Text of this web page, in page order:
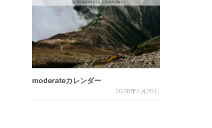
moderateカレンダー
2026年4月20日